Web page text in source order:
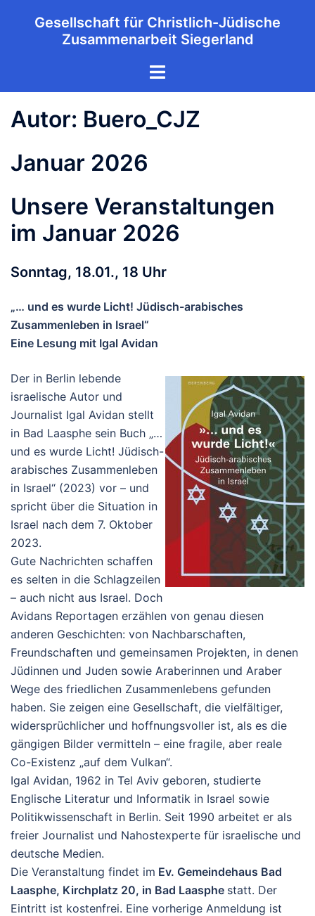
Gesellschaft für Christlich-Jüdische
Zusammenarbeit Siegerland
Menü
Autor: Buero_CJZ
Januar 2026
Unsere Veranstaltungen
im Januar 2026
Sonntag, 18.01., 18 Uhr
„… und es wurde Licht! Jüdisch-arabisches
Zusammenleben in Israel“
Eine Lesung mit Igal Avidan
Der in Berlin lebende
israelische Autor und
Journalist Igal Avidan stellt
in Bad Laasphe sein Buch „…
und es wurde Licht! Jüdisch-
arabisches Zusammenleben
in Israel“ (2023) vor – und
spricht über die Situation in
Israel nach dem 7. Oktober
2023.
Gute Nachrichten schaffen
es selten in die Schlagzeilen
– auch nicht aus Israel. Doch
Avidans Reportagen erzählen von genau diesen
anderen Geschichten: von Nachbarschaften,
Freundschaften und gemeinsamen Projekten, in denen
Jüdinnen und Juden sowie Araberinnen und Araber
Wege des friedlichen Zusammenlebens gefunden
haben. Sie zeigen eine Gesellschaft, die vielfältiger,
widersprüchlicher und hoffnungsvoller ist, als es die
gängigen Bilder vermitteln – eine fragile, aber reale
Co-Existenz „auf dem Vulkan“.
Igal Avidan, 1962 in Tel Aviv geboren, studierte
Englische Literatur und Informatik in Israel sowie
Politikwissenschaft in Berlin. Seit 1990 arbeitet er als
freier Journalist und Nahostexperte für israelische und
deutsche Medien.
Die Veranstaltung findet im Ev. Gemeindehaus Bad
Laasphe, Kirchplatz 20, in Bad Laasphe statt. Der
Eintritt ist kostenfrei. Eine vorherige Anmeldung ist